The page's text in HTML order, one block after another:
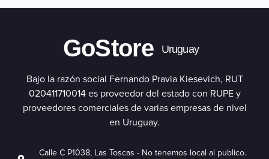
GoStore Uruguay
Bajo la razón social Fernando Pravia Kiesevich, RUT
020411710014 es proveedor del estado con RUPE y
proveedores comerciales de varias empresas de nivel
en Uruguay.
Calle C P1038, Las Toscas - No tenemos local al publico.